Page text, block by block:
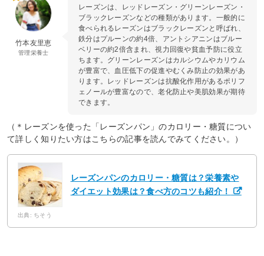
竹本友里恵
管理栄養士
レーズンは、レッドレーズン・グリーンレーズン・
ブラックレーズンなどの種類があります。一般的に
食べられるレーズンはブラックレーズンと呼ばれ、
鉄分はプルーンの約4倍、アントシアニンはブルー
ベリーの約2倍含まれ、視力回復や貧血予防に役立
ちます。グリーンレーズンはカルシウムやカリウム
が豊富で、血圧低下の促進やむくみ防止の効果があ
ります。レッドレーズンは抗酸化作用があるポリフ
ェノールが豊富なので、老化防止や美肌効果が期待
できます。
（＊レーズンを使った「レーズンパン」のカロリー・糖質につい
て詳しく知りたい方はこちらの記事を読んでみてください。）
レーズンパンのカロリー・糖質は？栄養素や
ダイエット効果は？食べ方のコツも紹介！
出典: ちそう